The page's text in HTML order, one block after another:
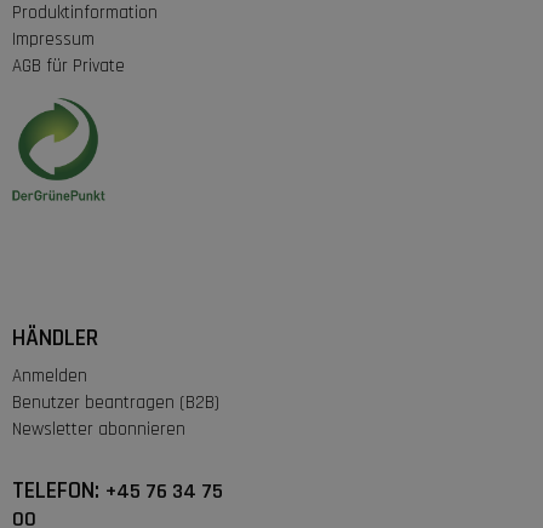
Produktinformation
Impressum
AGB für Private
HÄNDLER
Anmelden
Benutzer beantragen (B2B)
Newsletter abonnieren
TELEFON: +45 76 34 75
00